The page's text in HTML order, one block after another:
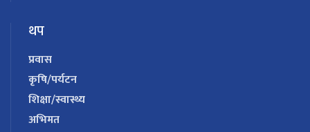
थप
प्रवास
कृषि/पर्यटन
शिक्षा/स्वास्थ्य
अभिमत